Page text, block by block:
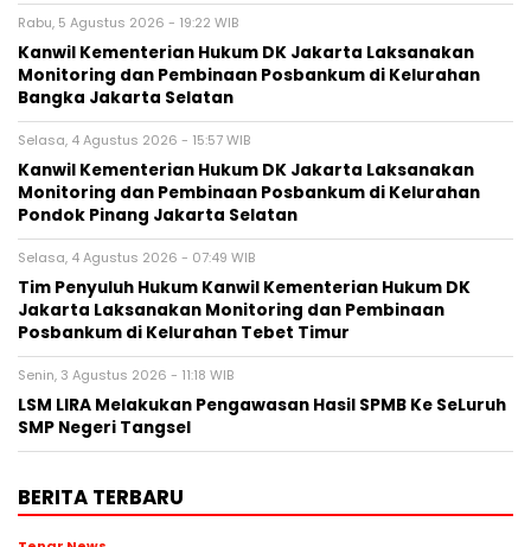
Rabu, 5 Agustus 2026 - 19:22 WIB
Kanwil Kementerian Hukum DK Jakarta Laksanakan
Monitoring dan Pembinaan Posbankum di Kelurahan
Bangka Jakarta Selatan
Selasa, 4 Agustus 2026 - 15:57 WIB
Kanwil Kementerian Hukum DK Jakarta Laksanakan
Monitoring dan Pembinaan Posbankum di Kelurahan
Pondok Pinang Jakarta Selatan
Selasa, 4 Agustus 2026 - 07:49 WIB
Tim Penyuluh Hukum Kanwil Kementerian Hukum DK
Jakarta Laksanakan Monitoring dan Pembinaan
Posbankum di Kelurahan Tebet Timur
Senin, 3 Agustus 2026 - 11:18 WIB
LSM LIRA Melakukan Pengawasan Hasil SPMB Ke SeLuruh
SMP Negeri Tangsel
BERITA TERBARU